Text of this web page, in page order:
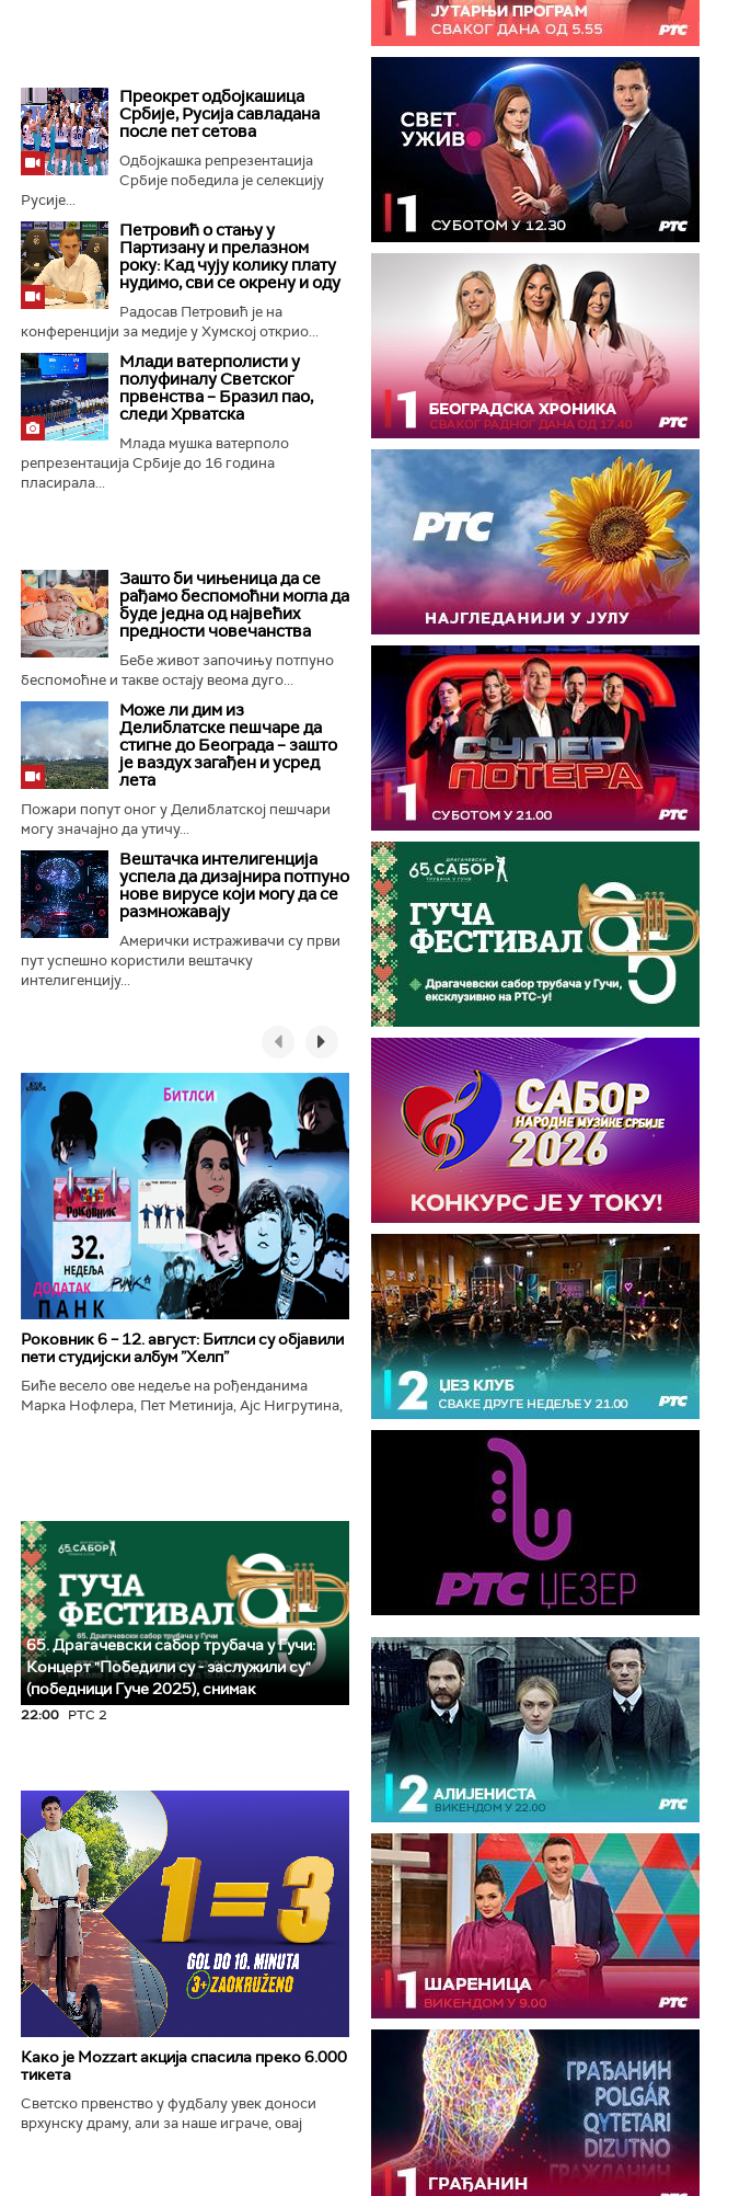
Преокрет одбојкашица
Србије, Русија савладана
после пет сетова
Одбојкашка репрезентација
Србије победила је селекцију
Русије...
Петровић о стању у
Партизану и прелазном
року: Кад чују колику плату
нудимо, сви се окрену и оду
Радосав Петровић је на
конференцији за медије у Хумској открио...
Mлади ватерполисти у
полуфиналу Светског
првенства – Бразил пао,
следи Хрватска
Млада мушка ватерполо
репрезентација Србије до 16 година
пласирала...
Зашто би чињеница да се
рађамо беспомоћни могла да
буде једна од највећих
предности човечанства
Бебе живот започињу потпуно
беспомоћне и такве остају веома дуго...
Може ли дим из
Делиблатске пешчаре да
стигне до Београда – зашто
је ваздух загађен и усред
лета
Пожари попут оног у Делиблатској пешчари
могу значајно да утичу...
Вештачка интелигенција
успела да дизајнира потпуно
нове вирусе који могу да се
размножавају
Амерички истраживачи су први
пут успешно користили вештачку
интелигенцију...
Роковник 6 – 12. август: Битлси су објавили
пети студијски албум ”Хелп”
Биће весело ове недеље на рођенданима
Марка Нофлера, Пет Метинија, Ајс Нигрутина,
65. Драгачевски сабор трубача у Гучи:
Концерт "Победили су - заслужили су"
(победници Гуче 2025), снимак
22:00 РТС 2
Како је Mozzart акција спасила преко 6.000
тикета
Светско првенство у фудбалу увек доноси
врхунску драму, али за наше играче, овај